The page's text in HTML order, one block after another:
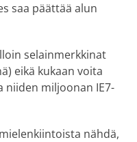
saa päättää alun
selainmerkkinat
eikä kukaan voita
niiden miljoonan IE7-
nähdä,